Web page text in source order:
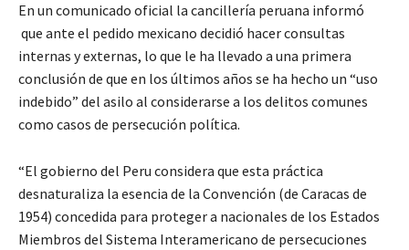
En un comunicado oficial la cancillería peruana informó
que ante el pedido mexicano decidió hacer consultas
internas y externas, lo que le ha llevado a una primera
conclusión de que en los últimos años se ha hecho un “uso
indebido” del asilo al considerarse a los delitos comunes
como casos de persecución política.
“El gobierno del Peru considera que esta práctica
desnaturaliza la esencia de la Convención (de Caracas de
1954) concedida para proteger a nacionales de los Estados
Miembros del Sistema Interamericano de persecuciones